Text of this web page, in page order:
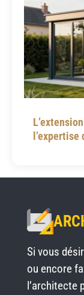
Si vous
ou encore
l’architecte